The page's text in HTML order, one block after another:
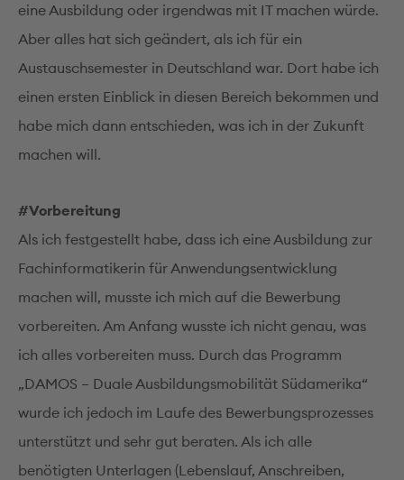
eine Ausbildung oder irgendwas mit IT machen würde.
Aber alles hat sich geändert, als ich für ein
Austauschsemester in Deutschland war. Dort habe ich
einen ersten Einblick in diesen Bereich bekommen und
habe mich dann entschieden, was ich in der Zukunft
machen will.
#Vorbereitung
Als ich festgestellt habe, dass ich eine Ausbildung zur
Fachinformatikerin für Anwendungsentwicklung
machen will, musste ich mich auf die Bewerbung
vorbereiten. Am Anfang wusste ich nicht genau, was
ich alles vorbereiten muss. Durch das Programm
„DAMOS – Duale Ausbildungsmobilität Südamerika“
wurde ich jedoch im Laufe des Bewerbungsprozesses
unterstützt und sehr gut beraten. Als ich alle
benötigten Unterlagen (Lebenslauf, Anschreiben,